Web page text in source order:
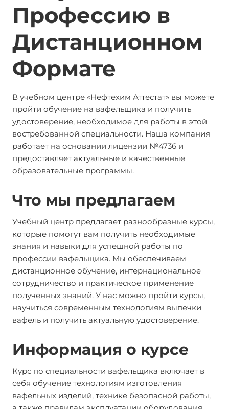
Профессию в
Дистанционном
Формате
В учебном центре «Нефтехим Аттестат» вы можете
пройти обучение на вафельщика и получить
удостоверение, необходимое для работы в этой
востребованной специальности. Наша компания
работает на основании лицензии №4736 и
предоставляет актуальные и качественные
образовательные программы.
Что мы предлагаем
Учебный центр предлагает разнообразные курсы,
которые помогут вам получить необходимые
знания и навыки для успешной работы по
профессии вафельщика. Мы обеспечиваем
дистанционное обучение, интернациональное
сотрудничество и практическое применение
полученных знаний. У нас можно пройти курсы,
научиться современным технологиям выпечки
вафель и получить актуальную удостоверение.
Информация о курсе
Курс по специальности вафельщика включает в
себя обучение технологиям изготовления
вафельных изделий, технике безопасной работы,